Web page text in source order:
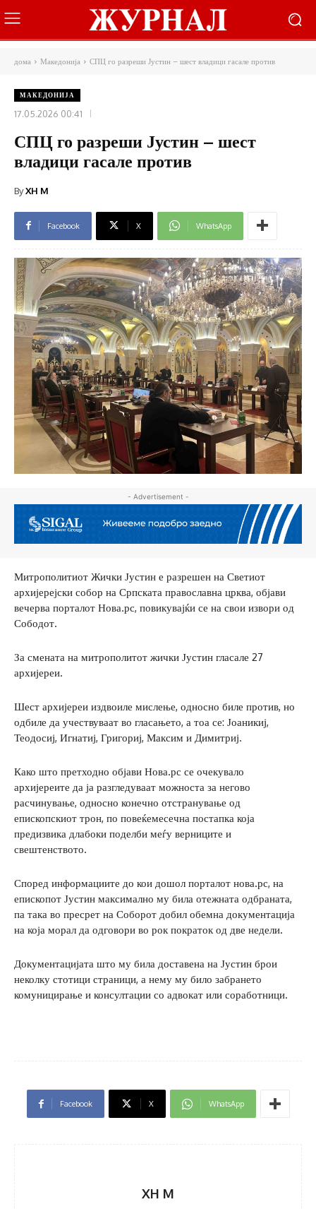
дома Македонија СПЦ го разреши Јустин – шест владици гасале против
МАКЕДОНИЈА
17.05.2026 00:41
СПЦ го разреши Јустин – шест
владици гасале против
ByXH M
Facebook X WhatsApp
- Advertisement -
Митрополитиот Жички Јустин е разрешен на Светиот
архијерејски собор на Српската православна црква, објави
вечерва порталот Нова.рс, повикувајќи се на свои извори од
Сободот.
За смената на митрополитот жички Јустин гласале 27
архијереи.
Шест архијереи издвоиле мислење, односно биле против, но
одбиле да учествуваат во гласањето, а тоа се: Јоаникиј,
Теодосиј, Игнатиј, Григориј, Максим и Димитриј.
Како што претходно објави Нова.рс се очекувало
архијереите да ја разгледуваат можноста за негово
расчинување, односно конечно отстранување од
епископскиот трон, по повеќемесечна постапка која
предизвика длабоки поделби меѓу верниците и
свештенството.
Според информациите до кои дошол порталот нова.рс, на
епископот Јустин максимално му била отежната одбраната,
па така во пресрет на Соборот добил обемна документација
на која морал да одговори во рок пократок од две недели.
Документацијата што му била доставена на Јустин брои
неколку стотици страници, а нему му било забрането
комуницирање и консултации со адвокат или соработници.
Facebook X WhatsApp
XH M